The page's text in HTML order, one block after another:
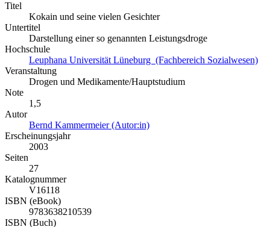
Titel
Kokain und seine vielen Gesichter
Untertitel
Darstellung einer so genannten Leistungsdroge
Hochschule
Leuphana Universität Lüneburg (Fachbereich Sozialwesen)
Veranstaltung
Drogen und Medikamente/Hauptstudium
Note
1,5
Autor
Bernd Kammermeier (Autor:in)
Erscheinungsjahr
2003
Seiten
27
Katalognummer
V16118
ISBN (eBook)
9783638210539
ISBN (Buch)